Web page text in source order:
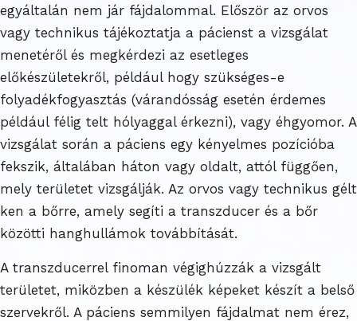
egyáltalán nem jár fájdalommal. Először az orvos
vagy technikus tájékoztatja a pácienst a vizsgálat
menetéről és megkérdezi az esetleges
előkészületekről, például hogy szükséges-e
folyadékfogyasztás (várandósság esetén érdemes
például félig telt hólyaggal érkezni), vagy éhgyomor. A
vizsgálat során a páciens egy kényelmes pozícióba
fekszik, általában háton vagy oldalt, attól függően,
mely területet vizsgálják. Az orvos vagy technikus gélt
ken a bőrre, amely segíti a transzducer és a bőr
közötti hanghullámok továbbítását.
A transzducerrel finoman végighúzzák a vizsgált
területet, miközben a készülék képeket készít a belső
szervekről. A páciens semmilyen fájdalmat nem érez,